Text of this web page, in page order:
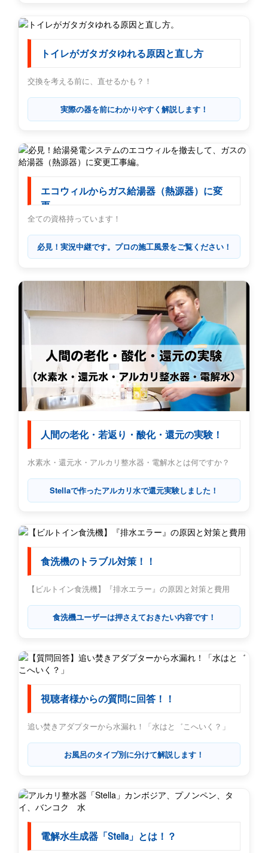
トイレがガタガタゆれる原因と直し方
交換を考える前に、直せるかも？！
実際の器を前にわかりやすく解説します！
エコウィルからガス給湯器（熱源器）に変
更
全ての資格持っています！
必見！実況中継です。プロの施工風景をご覧ください！
人間の老化・若返り・酸化・還元の実験！
水素水・還元水・アルカリ整水器・電解水とは何ですか？
Stellaで作ったアルカリ水で還元実験しました！
食洗機のトラブル対策！！
【ビルトイン食洗機】『排水エラー』の原因と対策と費用
食洗機ユーザーは押さえておきたい内容です！
視聴者様からの質問に回答！！
追い焚きアダプターから水漏れ！「水はと゛こへいく？」
お風呂のタイプ別に分けて解説します！
電解水生成器「Stella」とは！？